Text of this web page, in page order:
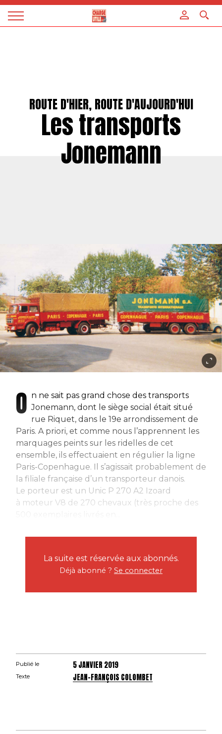
Magazine
ROUTE D'HIER, ROUTE D'AUJOURD'HUI
Les transports
Jonemann
O n ne sait pas grand chose des transports
Jonemann, dont le siège social était situé
rue Riquet, dans le 19e arrondissement de
Paris. A priori, et comme nous l’apprennent les
marquages peints sur les ridelles de cet
ensemble, ils effectuaient en régulier la ligne
Paris-Copenhague. Il s’agissait probablement de
la filiale française d’un transporteur danois.
Le porteur est un Unic P 270 A2 Izoard
à moteur V8 de 270 chevaux (très proche des
La suite est réservée aux abonnés.
Déjà abonné ? Se connecter
Publié le 5 JANVIER 2019
Texte JEAN-FRANÇOIS COLOMBET
Panneau de gestion des cookies